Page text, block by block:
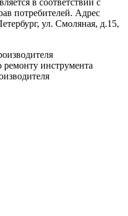
в соответствии с
потребителей. Адрес
ул. Смоляная, д.15,
инструмента